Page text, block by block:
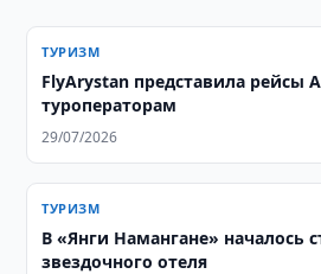
ТУРИЗМ
FlyArystan представила рейсы
туроператорам
29/07/2026
ТУРИЗМ
В «Янги Намангане» началось
звездочного отеля